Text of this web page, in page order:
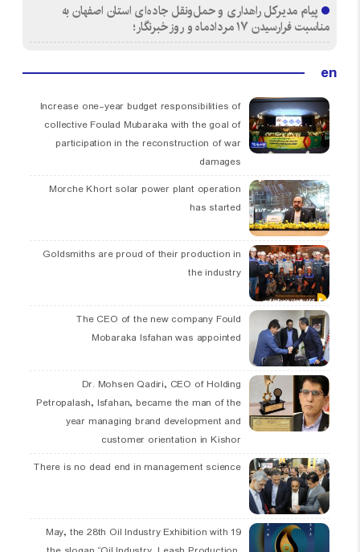
پیام مدیرکل راهداری و حمل‌ونقل جاده‌ای استان اصفهان به
مناسبت فرارسیدن ۱۷ مردادماه و روز خبرنگار؛
en
Increase one-year budget responsibilities of
collective Foulad Mubaraka with the goal of
participation in the reconstruction of war
damages
Morche Khort solar power plant operation
has started
Goldsmiths are proud of their production in
the industry
The CEO of the new company Fould
Mobaraka Isfahan was appointed
Dr. Mohsen Qadiri, CEO of Holding
Petropalash, Isfahan, became the man of the
year managing brand development and
customer orientation in Kishor
There is no dead end in management science
19 May, the 28th Oil Industry Exhibition with